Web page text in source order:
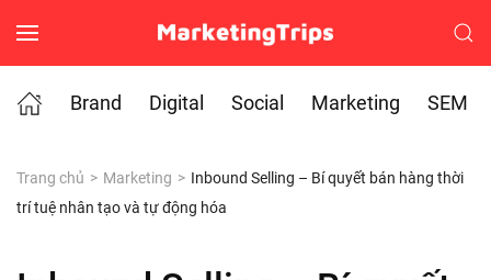
Skip to main content
Brand
Digital Social Marketing SEM
Trang chủ Marketing
Inbound Selling – Bí quyết bán hàng thời
trí tuệ nhân tạo và tự động hóa